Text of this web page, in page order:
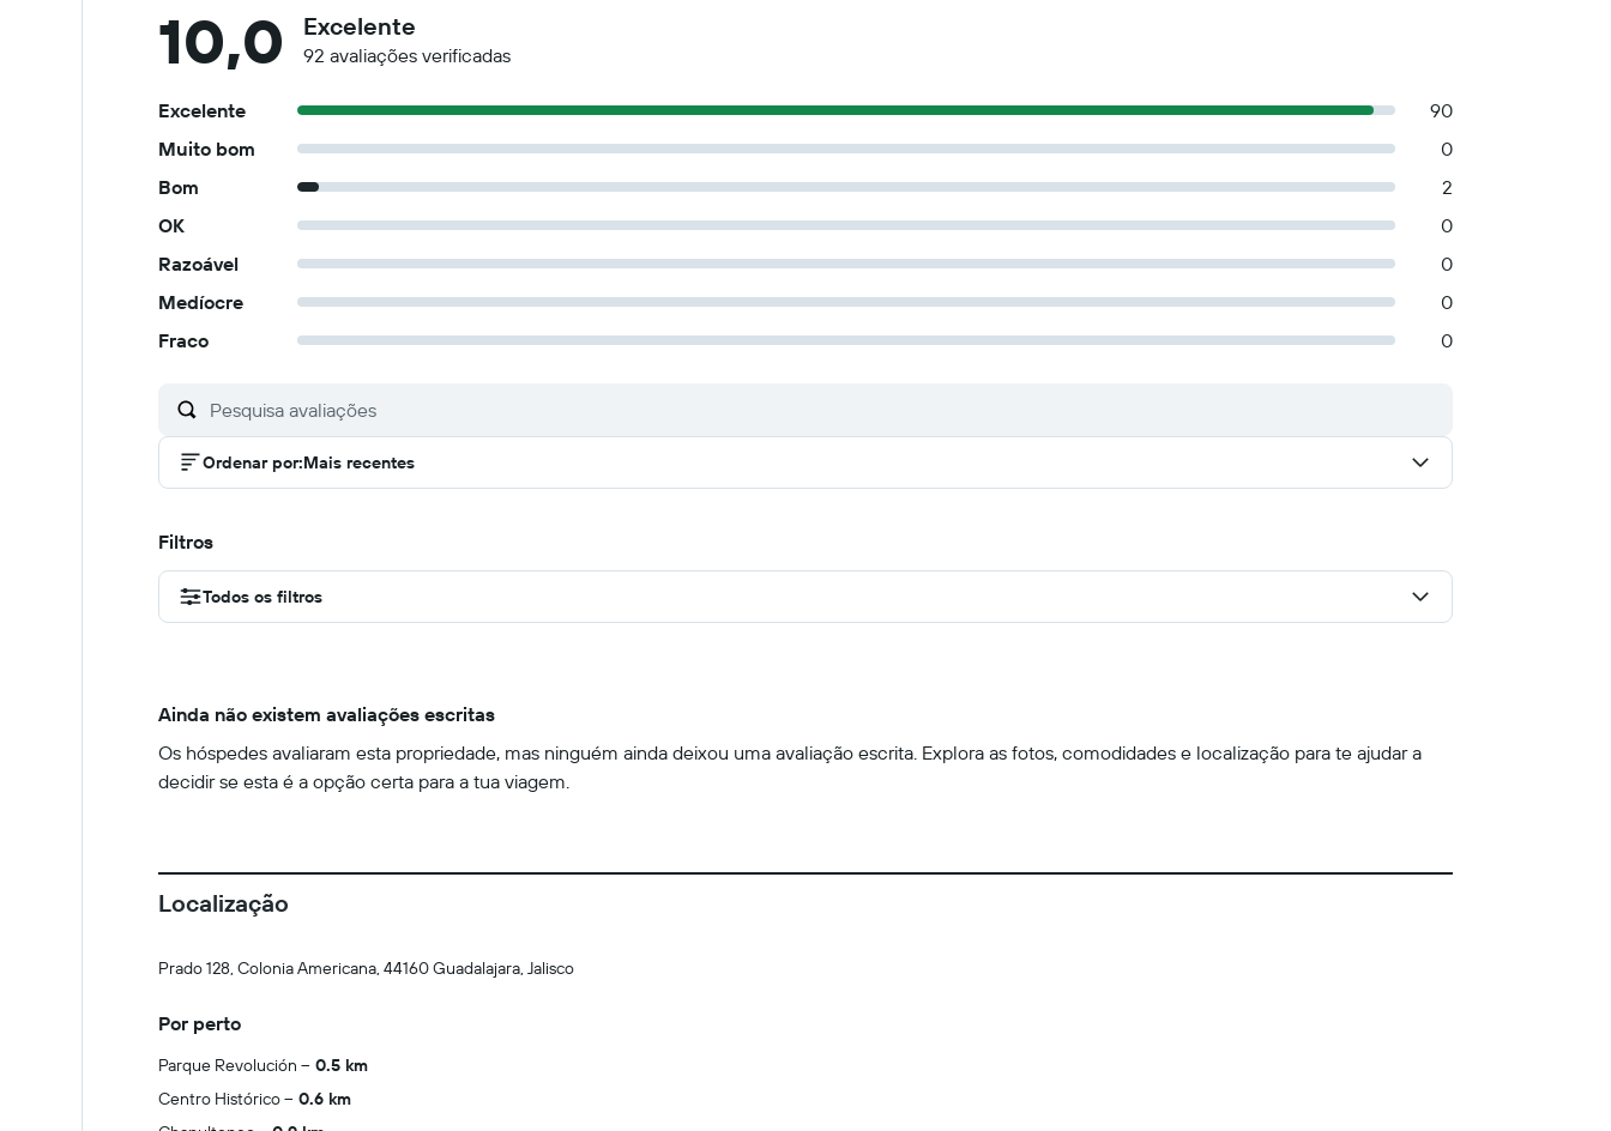
10,0 Excelente
92 avaliações verificadas
Excelente
90
Muito bom
0
Bom
2
OK
0
Razoável
0
Medíocre
0
Fraco
0
Ordenar por:Mais recentes
Filtros
Todos os filtros
Ainda não existem avaliações escritas
Os hóspedes avaliaram esta propriedade, mas ninguém ainda deixou uma avaliação escrita. Explora as fotos, comodidades e localização para te ajudar a
decidir se esta é a opção certa para a tua viagem.
Localização
Prado 128, Colonia Americana, 44160 Guadalajara, Jalisco
Por perto
Parque Revolución
0.5 km
Centro Histórico
0.6 km